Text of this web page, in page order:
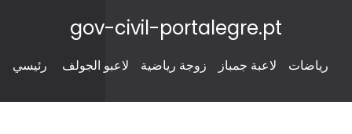
gov-civil-portalegre.pt
رئيسي لاعبو الجولف زوجة رياضية لاعبة جمباز رياضات